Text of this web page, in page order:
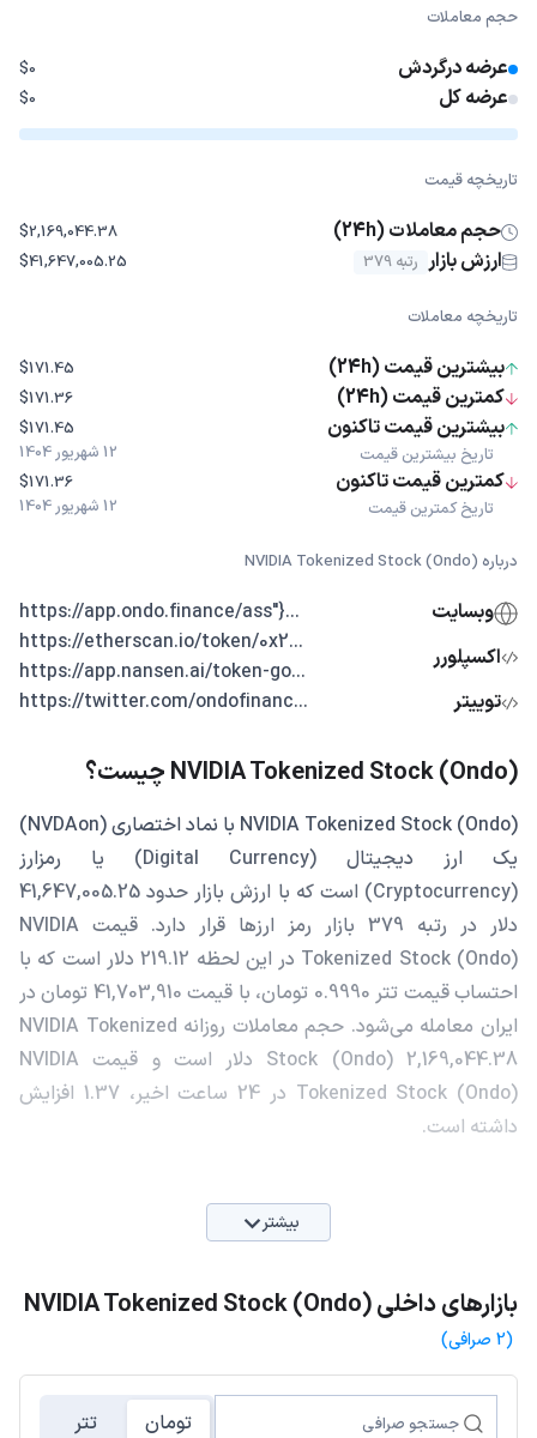
حجم معاملات
عرضه درگردش $0
عرضه کل $0
تاریخچه قیمت
حجم معاملات (24h) $2,169,044.38
ارزش بازار رتبه 379 $41,647,005.25
تاریخچه معاملات
بیشترین قیمت (24h) $171.45
کمترین قیمت (24h) $171.36
بیشترین قیمت تاکنون
تاریخ بیشترین قیمت
$171.45
12 شهریور 1404
کمترین قیمت تاکنون
تاریخ کمترین قیمت
$171.36
12 شهریور 1404
درباره NVIDIA Tokenized Stock (Ondo)
وبسایت
...{"https://app.ondo.finance/ass
اکسپلورر
...https://etherscan.io/token/0x2
...https://app.nansen.ai/token-go
توییتر
...https://twitter.com/ondofinanc
NVIDIA Tokenized Stock (Ondo) چیست؟
NVIDIA Tokenized Stock (Ondo) با نماد اختصاری (NVDAon)
یک ارز دیجیتال (Digital Currency) یا رمزارز
(Cryptocurrency) است که با ارزش بازار حدود 41,647,005.25
دلار در رتبه 379 بازار رمز ارزها قرار دارد. قیمت NVIDIA
Tokenized Stock (Ondo) در این لحظه 219.12 دلار است که با
احتساب قیمت تتر 0.9990 تومان، با قیمت 41,703,910 تومان در
ایران معامله می‌شود. حجم معاملات روزانه NVIDIA Tokenized
Stock (Ondo) 2,169,044.38 دلار است و قیمت NVIDIA
Tokenized Stock (Ondo) در 24 ساعت اخیر، 1.37 افزایش
داشته است.
بیشتر
بازارهای داخلی NVIDIA Tokenized Stock (Ondo)
(2 صرافی)
تومان تتر